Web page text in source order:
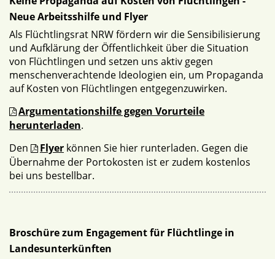
Neue Arbeitsshilfe und Flyer
Als Flüchtlingsrat NRW fördern wir die Sensibilisierung
und Aufklärung der Öffentlichkeit über die Situation
von Flüchtlingen und setzen uns aktiv gegen
menschenverachtende Ideologien ein, um Propaganda
auf Kosten von Flüchtlingen entgegenzuwirken.
Argumentationshilfe gegen Vorurteile
herunterladen.
Den
Flyer können Sie hier runterladen. Gegen die
Übernahme der Portokosten ist er zudem kostenlos
bei uns bestellbar.
Broschüre zum Engagement für Flüchtlinge in
Landesunterkünften